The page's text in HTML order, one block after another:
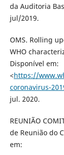
da Auditoria
jul/2019.
OMS. Rolling
WHO
Disponível em:
<https://
coronavirus-
jul. 2020.
REUNIÃO
de Reunião do
em: